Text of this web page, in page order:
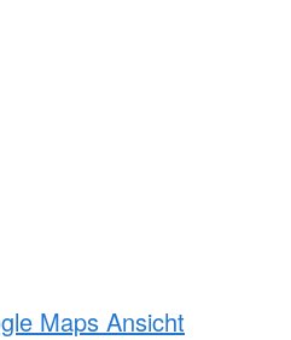
Maps Ansicht